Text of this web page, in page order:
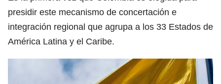
presidir este mecanismo de concertación e
integración regional que agrupa a los 33 Estados de
América Latina y el Caribe.